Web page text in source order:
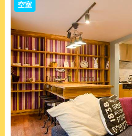
空室